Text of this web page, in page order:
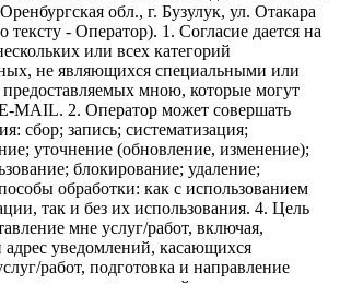
обл., г. Бузулук, ул. Отакара
тексту - Оператор). 1. Согласие дается на
или всех категорий
не являющихся специальными или
мною, которые могут
MAIL. 2. Оператор может совершать
сбор; запись; систематизация;
уточнение (обновление, изменение);
блокирование; удаление;
обработки: как с использованием
так и без их использования. 4. Цель
мне услуг/работ, включая,
уведомлений, касающихся
работ, подготовка и направление